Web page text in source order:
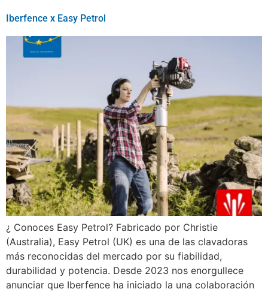
Iberfence x Easy Petrol
¿ Conoces Easy Petrol? Fabricado por Christie
(Australia), Easy Petrol (UK) es una de las clavadoras
más reconocidas del mercado por su fiabilidad,
durabilidad y potencia. Desde 2023 nos enorgullece
anunciar que Iberfence ha iniciado la una colaboración